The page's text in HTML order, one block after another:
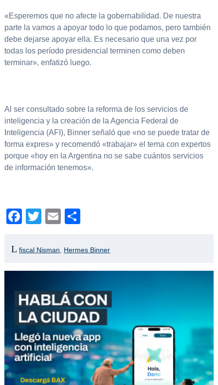
«Esperemos que no afecte la gobernabilidad. De nuestra
parte la vamos a apoyar todo lo que podamos, pero también
debe dejarse apoyar ella. Es necesario que una vez por
todas los período presidencial terminen como deben
terminar», enfatizó luego.
Al ser consultado sobre la reforma de los servicios de
inteligencia y la creación de la Agencia Federal de
Inteligencia (AFI), Binner señaló que «no se puede tratar de
forma expres» y recomendó «trabajar» el tema con expertos
porque «hoy en la Argentina no se sabe cuántos servicios
de información tenemos».
Facebook
TwitterEmail
fiscal Nisman Hermes Binner